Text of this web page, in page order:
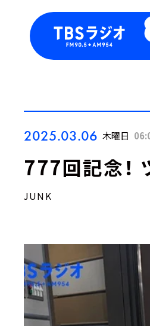
2025.03.06 木曜日
777回記念！
JUNK